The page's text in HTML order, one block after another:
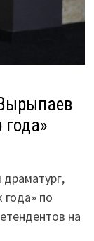
года»
года» по
на